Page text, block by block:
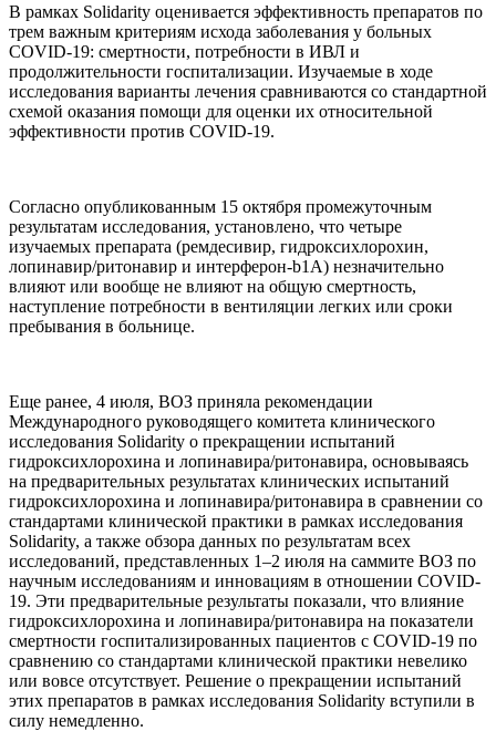
В рамках Solidarity оценивается эффективность препаратов по
трем важным критериям исхода заболевания у больных
COVID-19: смертности, потребности в ИВЛ и
продолжительности госпитализации. Изучаемые в ходе
исследования варианты лечения сравниваются со стандартной
схемой оказания помощи для оценки их относительной
эффективности против COVID-19.
Согласно опубликованным 15 октября промежуточным
результатам исследования, установлено, что четыре
изучаемых препарата (ремдесивир, гидроксихлорохин,
лопинавир/ритонавир и интерферон-b1A) незначительно
влияют или вообще не влияют на общую смертность,
наступление потребности в вентиляции легких или сроки
пребывания в больнице.
Еще ранее, 4 июля, ВОЗ приняла рекомендации
Международного руководящего комитета клинического
исследования Solidarity о прекращении испытаний
гидроксихлорохина и лопинавира/ритонавира, основываясь
на предварительных результатах клинических испытаний
гидроксихлорохина и лопинавира/ритонавира в сравнении со
стандартами клинической практики в рамках исследования
Solidarity, а также обзора данных по результатам всех
исследований, представленных 1–2 июля на саммите ВОЗ по
научным исследованиям и инновациям в отношении COVID-
19. Эти предварительные результаты показали, что влияние
гидроксихлорохина и лопинавира/ритонавира на показатели
смертности госпитализированных пациентов с COVID-19 по
сравнению со стандартами клинической практики невелико
или вовсе отсутствует. Решение о прекращении испытаний
этих препаратов в рамках исследования Solidarity вступили в
силу немедленно.